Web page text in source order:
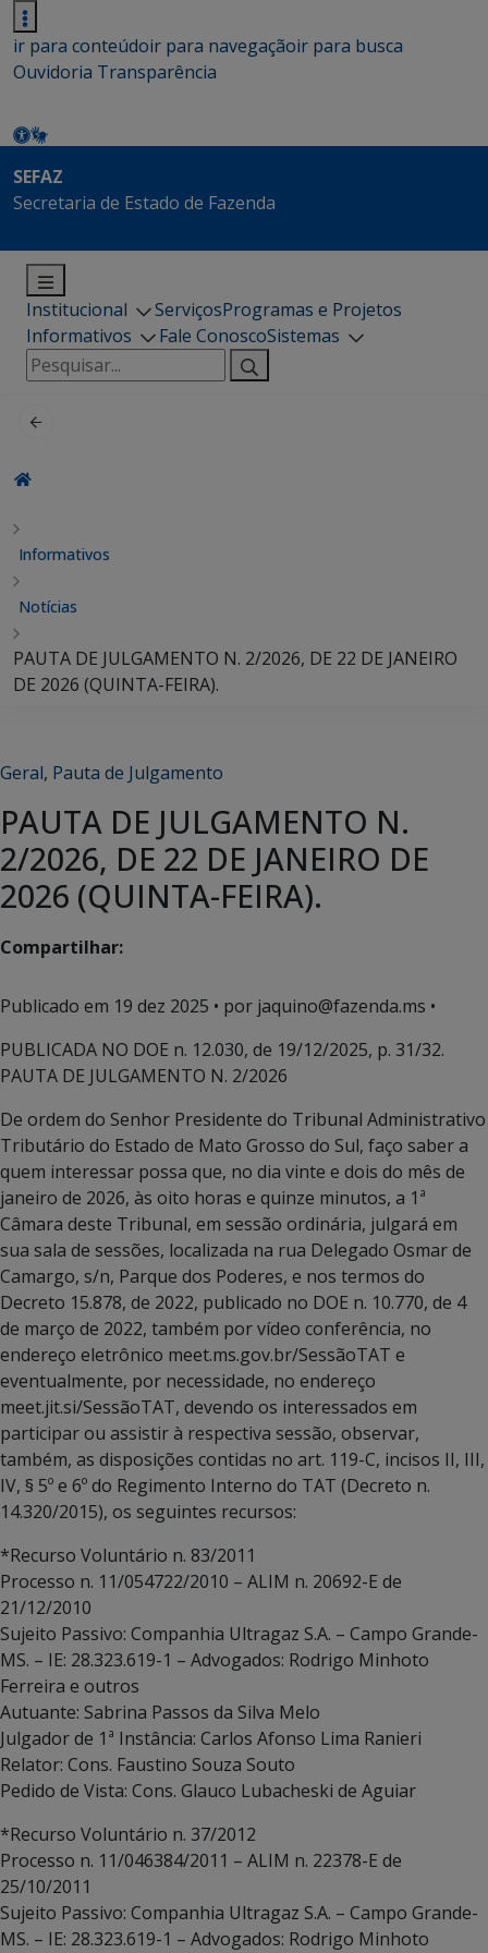
ir para conteúdoir para navegaçãoir para busca
Ouvidoria Transparência
SEFAZ
Secretaria de Estado de Fazenda
Institucional ServiçosProgramas e Projetos
Informativos
Fale ConoscoSistemas
Pesquisar
por:
Informativos
Notícias
PAUTA DE JULGAMENTO N. 2/2026, DE 22 DE JANEIRO
DE 2026 (QUINTA-FEIRA).
Geral, Pauta de Julgamento
PAUTA DE JULGAMENTO N.
2/2026, DE 22 DE JANEIRO DE
2026 (QUINTA-FEIRA).
Compartilhar:
Publicado em 19 dez 2025 • por jaquino@fazenda.ms •
PUBLICADA NO DOE n. 12.030, de 19/12/2025, p. 31/32.
PAUTA DE JULGAMENTO N. 2/2026
De ordem do Senhor Presidente do Tribunal Administrativo
Tributário do Estado de Mato Grosso do Sul, faço saber a
quem interessar possa que, no dia vinte e dois do mês de
janeiro de 2026, às oito horas e quinze minutos, a 1ª
Câmara deste Tribunal, em sessão ordinária, julgará em
sua sala de sessões, localizada na rua Delegado Osmar de
Camargo, s/n, Parque dos Poderes, e nos termos do
Decreto 15.878, de 2022, publicado no DOE n. 10.770, de 4
de março de 2022, também por vídeo conferência, no
endereço eletrônico meet.ms.gov.br/SessãoTAT e
eventualmente, por necessidade, no endereço
meet.jit.si/SessãoTAT, devendo os interessados em
participar ou assistir à respectiva sessão, observar,
também, as disposições contidas no art. 119-C, incisos II, III,
IV, § 5º e 6º do Regimento Interno do TAT (Decreto n.
14.320/2015), os seguintes recursos:
*Recurso Voluntário n. 83/2011
Processo n. 11/054722/2010 – ALIM n. 20692-E de
21/12/2010
Sujeito Passivo: Companhia Ultragaz S.A. – Campo Grande-
MS. – IE: 28.323.619-1 – Advogados: Rodrigo Minhoto
Ferreira e outros
Autuante: Sabrina Passos da Silva Melo
Julgador de 1ª Instância: Carlos Afonso Lima Ranieri
Relator: Cons. Faustino Souza Souto
Pedido de Vista: Cons. Glauco Lubacheski de Aguiar
*Recurso Voluntário n. 37/2012
Processo n. 11/046384/2011 – ALIM n. 22378-E de
25/10/2011
Sujeito Passivo: Companhia Ultragaz S.A. – Campo Grande-
MS. – IE: 28.323.619-1 – Advogados: Rodrigo Minhoto